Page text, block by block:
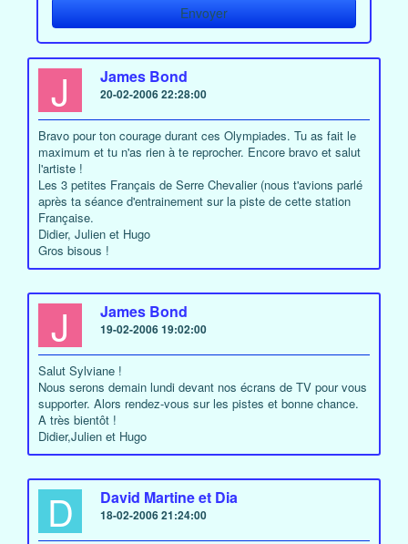
J James Bond
20-02-2006 22:28:00
Bravo pour ton courage durant ces Olympiades. Tu as fait le
maximum et tu n'as rien à te reprocher. Encore bravo et salut
l'artiste !
Les 3 petites Français de Serre Chevalier (nous t'avions parlé
après ta séance d'entrainement sur la piste de cette station
Française.
Didier, Julien et Hugo
Gros bisous !
J James Bond
19-02-2006 19:02:00
Salut Sylviane !
Nous serons demain lundi devant nos écrans de TV pour vous
supporter. Alors rendez-vous sur les pistes et bonne chance.
A très bientôt !
Didier,Julien et Hugo
D David Martine et Dia
18-02-2006 21:24:00